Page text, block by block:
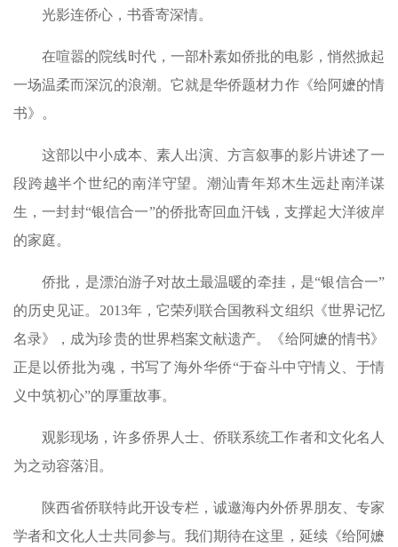
光影连侨心，书香寄深情。
在喧嚣的院线时代，一部朴素如侨批的电影，悄然掀起
一场温柔而深沉的浪潮。它就是华侨题材力作《给阿嬷的情
书》。
这部以中小成本、素人出演、方言叙事的影片讲述了一
段跨越半个世纪的南洋守望。潮汕青年郑木生远赴南洋谋
生，一封封“银信合一”的侨批寄回血汗钱，支撑起大洋彼岸
的家庭。
侨批，是漂泊游子对故土最温暖的牵挂，是“银信合一”
的历史见证。2013年，它荣列联合国教科文组织《世界记忆
名录》，成为珍贵的世界档案文献遗产。《给阿嬷的情书》
正是以侨批为魂，书写了海外华侨“于奋斗中守情义、于情
义中筑初心”的厚重故事。
观影现场，许多侨界人士、侨联系统工作者和文化名人
为之动容落泪。
陕西省侨联特此开设专栏，诚邀海内外侨界朋友、专家
学者和文化人士共同参与。我们期待在这里，延续《给阿嬷